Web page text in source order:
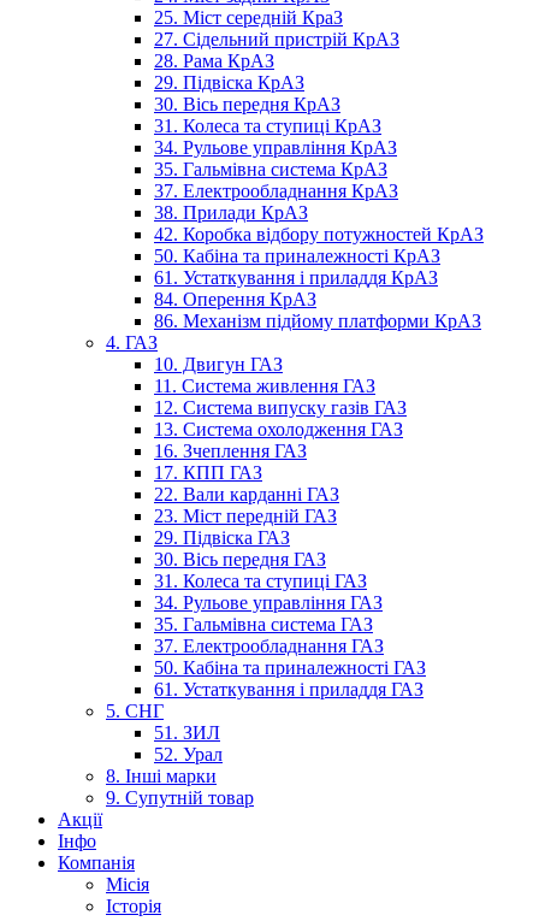
25. Міст середній КраЗ
27. Сідельний пристрій КрАЗ
28. Рама КрАЗ
29. Підвіска КрАЗ
30. Вісь передня КрАЗ
31. Колеса та ступиці КрАЗ
34. Рульове управління КрАЗ
35. Гальмівна система КрАЗ
37. Електрообладнання КрАЗ
38. Прилади КрАЗ
42. Коробка відбору потужностей КрАЗ
50. Кабіна та приналежності КрАЗ
61. Устаткування і приладдя КрАЗ
84. Оперення КрАЗ
86. Механізм підйому платформи КрАЗ
4. ГАЗ
10. Двигун ГАЗ
11. Система живлення ГАЗ
12. Система випуску газів ГАЗ
13. Система охолодження ГАЗ
16. Зчеплення ГАЗ
17. КПП ГАЗ
22. Вали карданні ГАЗ
23. Міст передній ГАЗ
29. Підвіска ГАЗ
30. Вісь передня ГАЗ
31. Колеса та ступиці ГАЗ
34. Рульове управління ГАЗ
35. Гальмівна система ГАЗ
37. Електрообладнання ГАЗ
50. Кабіна та приналежності ГАЗ
61. Устаткування і приладдя ГАЗ
5. СНГ
51. ЗИЛ
52. Урал
8. Інші марки
9. Супутній товар
Акції
Інфо
Компанія
Місія
Історія